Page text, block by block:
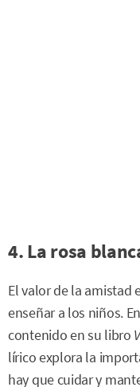
4. La rosa
El valor de la amistad
enseñar a los niños.
contenido en su libro
lírico explora la
hay que cuidar y